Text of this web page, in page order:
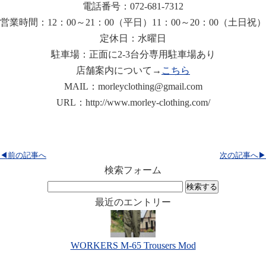
電話番号：072-681-7312
営業時間：12：00～21：00（平日）11：00～20：00（土日祝）
定休日：水曜日
駐車場：正面に2-3台分専用駐車場あり
店舗案内について→ こちら
MAIL：morleyclothing@gmail.com
URL：http://www.morley-clothing.com/
次の記事へ▶
◀前の記事へ
検索フォーム
最近のエントリー
WORKERS M-65 Trousers Mod